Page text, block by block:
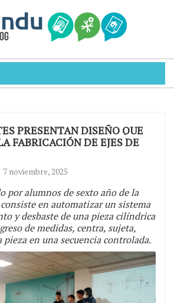
PRESENTAN DISEÑO QUE
FABRICACIÓN DE EJES DE
7 noviembre, 2025
por alumnos de sexto año de la
consiste en automatizar un sistema
y desbaste de una pieza cilíndrica
de medidas, centra, sujeta,
en una secuencia controlada.